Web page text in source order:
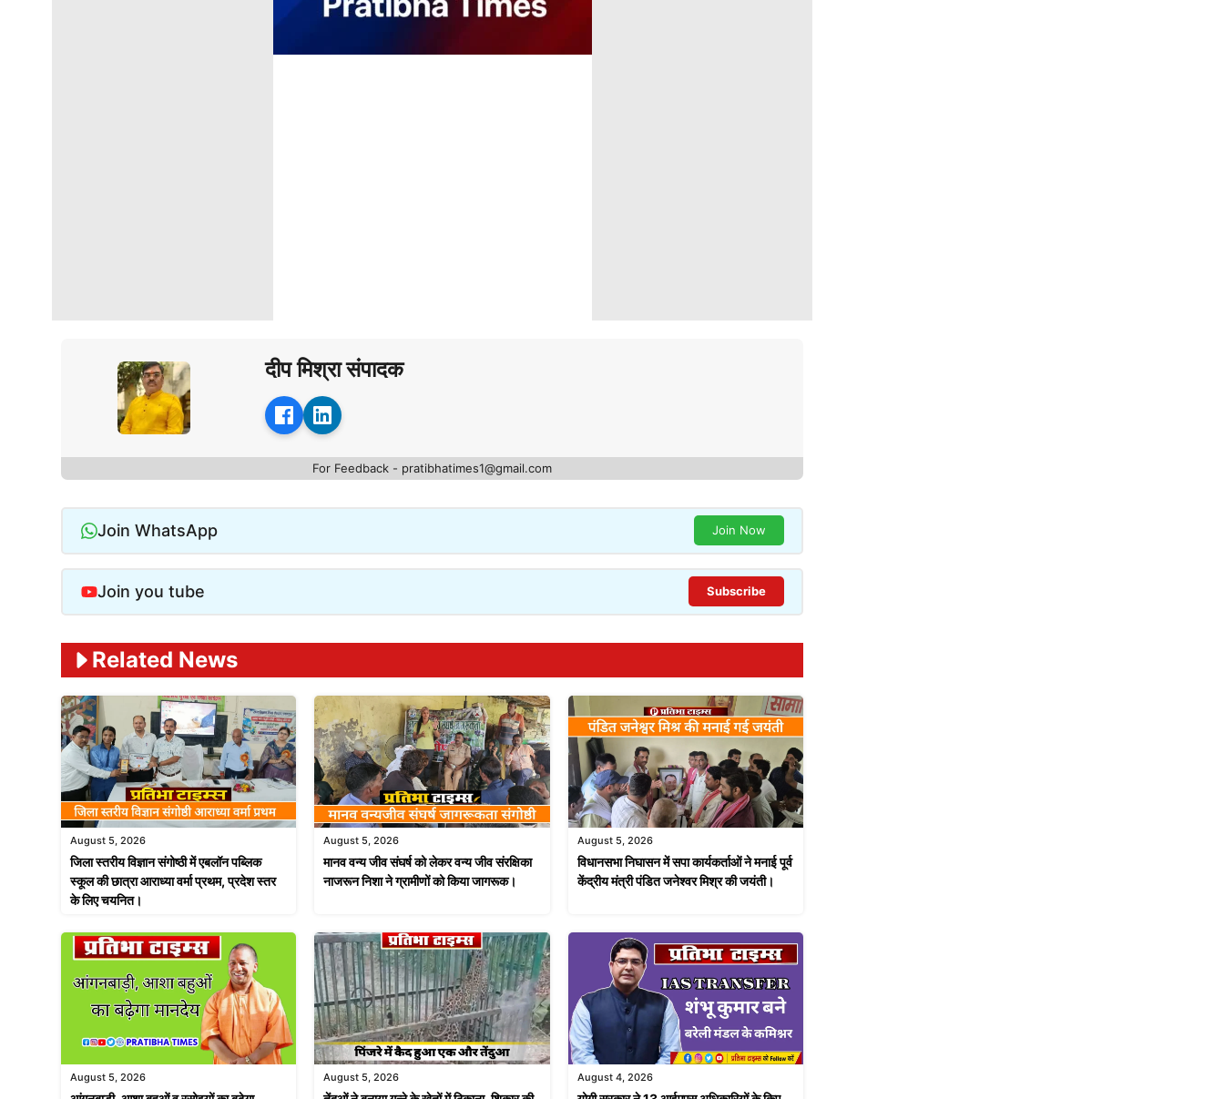
दीप मिश्रा संपादक
For Feedback - pratibhatimes1@gmail.com
Join WhatsApp Join Now
Join you tube Subscribe
Related News
August 5, 2026
जिला स्तरीय विज्ञान संगोष्ठी में एबलॉन पब्लिक
स्कूल की छात्रा आराध्या वर्मा प्रथम, प्रदेश स्तर
के लिए चयनित।
August 5, 2026
मानव वन्य जीव संघर्ष को लेकर वन्य जीव संरक्षिका
नाजरून निशा ने ग्रामीणों को किया जागरूक।
August 5, 2026
विधानसभा निघासन में सपा कार्यकर्ताओं ने मनाई पूर्व
केंद्रीय मंत्री पंडित जनेश्वर मिश्र की जयंती।
August 5, 2026 August 5, 2026 August 4, 2026